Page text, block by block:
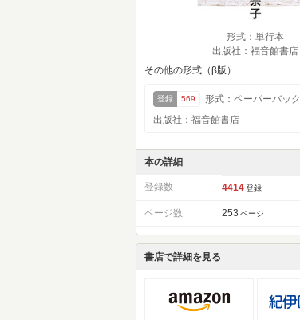
形式：単行本
出版社：福音館書店
その他の形式（β版）
登録 569
形式：ペーパーバック
出版社：福音館書店
本の詳細
登録数 4414 登録
ページ数 253 ページ
書店で詳細を見る